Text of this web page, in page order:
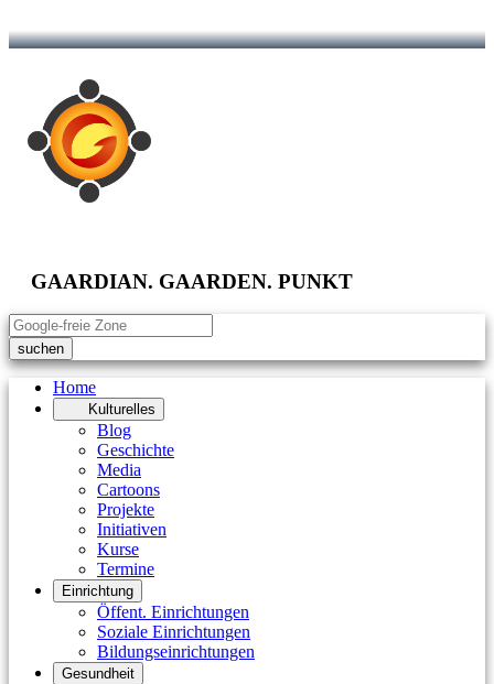
GAARDIAN. GAARDEN. PUNKT
suchen
Home
Kulturelles
Blog
Geschichte
Media
Cartoons
Projekte
Initiativen
Kurse
Termine
Einrichtung
Öffent. Einrichtungen
Soziale Einrichtungen
Bildungseinrichtungen
Gesundheit